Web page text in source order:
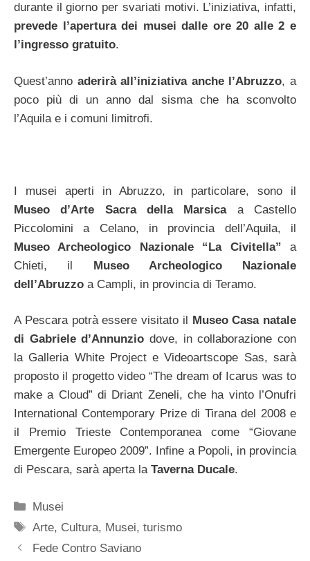
durante il giorno per svariati motivi. L’iniziativa, infatti,
prevede l’apertura dei musei dalle ore 20 alle 2 e
l’ingresso gratuito.
Quest’anno aderirà all’iniziativa anche l’Abruzzo, a
poco più di un anno dal sisma che ha sconvolto
l’Aquila e i comuni limitrofi.
I musei aperti in Abruzzo, in particolare, sono il
Museo d’Arte Sacra della Marsicaa Castello
Piccolomini a Celano, in provincia dell’Aquila, il
Museo Archeologico Nazionale “La Civitella” a
Chieti, il Museo Archeologico Nazionale
dell’Abruzzo a Campli, in provincia di Teramo.
A Pescara potrà essere visitato il
Museo Casa natale
di Gabriele d’Annunzio dove, in collaborazione con
la Galleria White Project e Videoartscope Sas, sarà
proposto il progetto video “The dream of Icarus was to
make a Cloud” di Driant Zeneli, che ha vinto l’Onufri
International Contemporary Prize di Tirana del 2008 e
il Premio Trieste Contemporanea come “Giovane
Emergente Europeo 2009”. Infine a Popoli, in provincia
di Pescara, sarà aperta la Taverna Ducale.
Categorie
Musei
Tag
Arte, Cultura, Musei,turismo
Fede Contro Saviano